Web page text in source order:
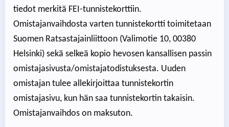
tiedot merkitä FEI-tunnistekorttiin.
Omistajanvaihdosta varten tunnistekortti toimitetaan
Suomen Ratsastajainliittoon (Valimotie 10, 00380
Helsinki) sekä selkeä kopio hevosen kansallisen passin
omistajasivusta/omistajatodistuksesta. Uuden
omistajan tulee allekirjoittaa tunnistekortin
omistajasivu, kun hän saa tunnistekortin takaisin.
Omistajanvaihdos on maksuton.